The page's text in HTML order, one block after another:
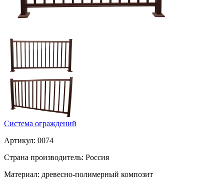
Система ограждений
Артикул: 0074
Страна производитель: Россия
Материал: древесно-полимерный композит